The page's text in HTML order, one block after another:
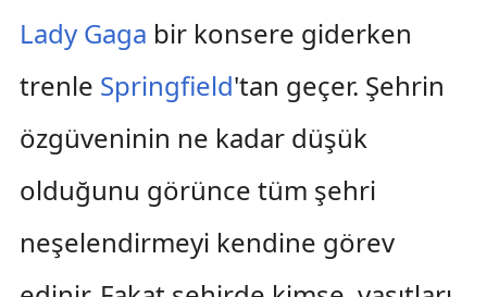
Lady Gaga bir konsere giderken
trenle Springfield'tan geçer. Şehrin
özgüveninin ne kadar düşük
olduğunu görünce tüm şehri
neşelendirmeyi kendine görev